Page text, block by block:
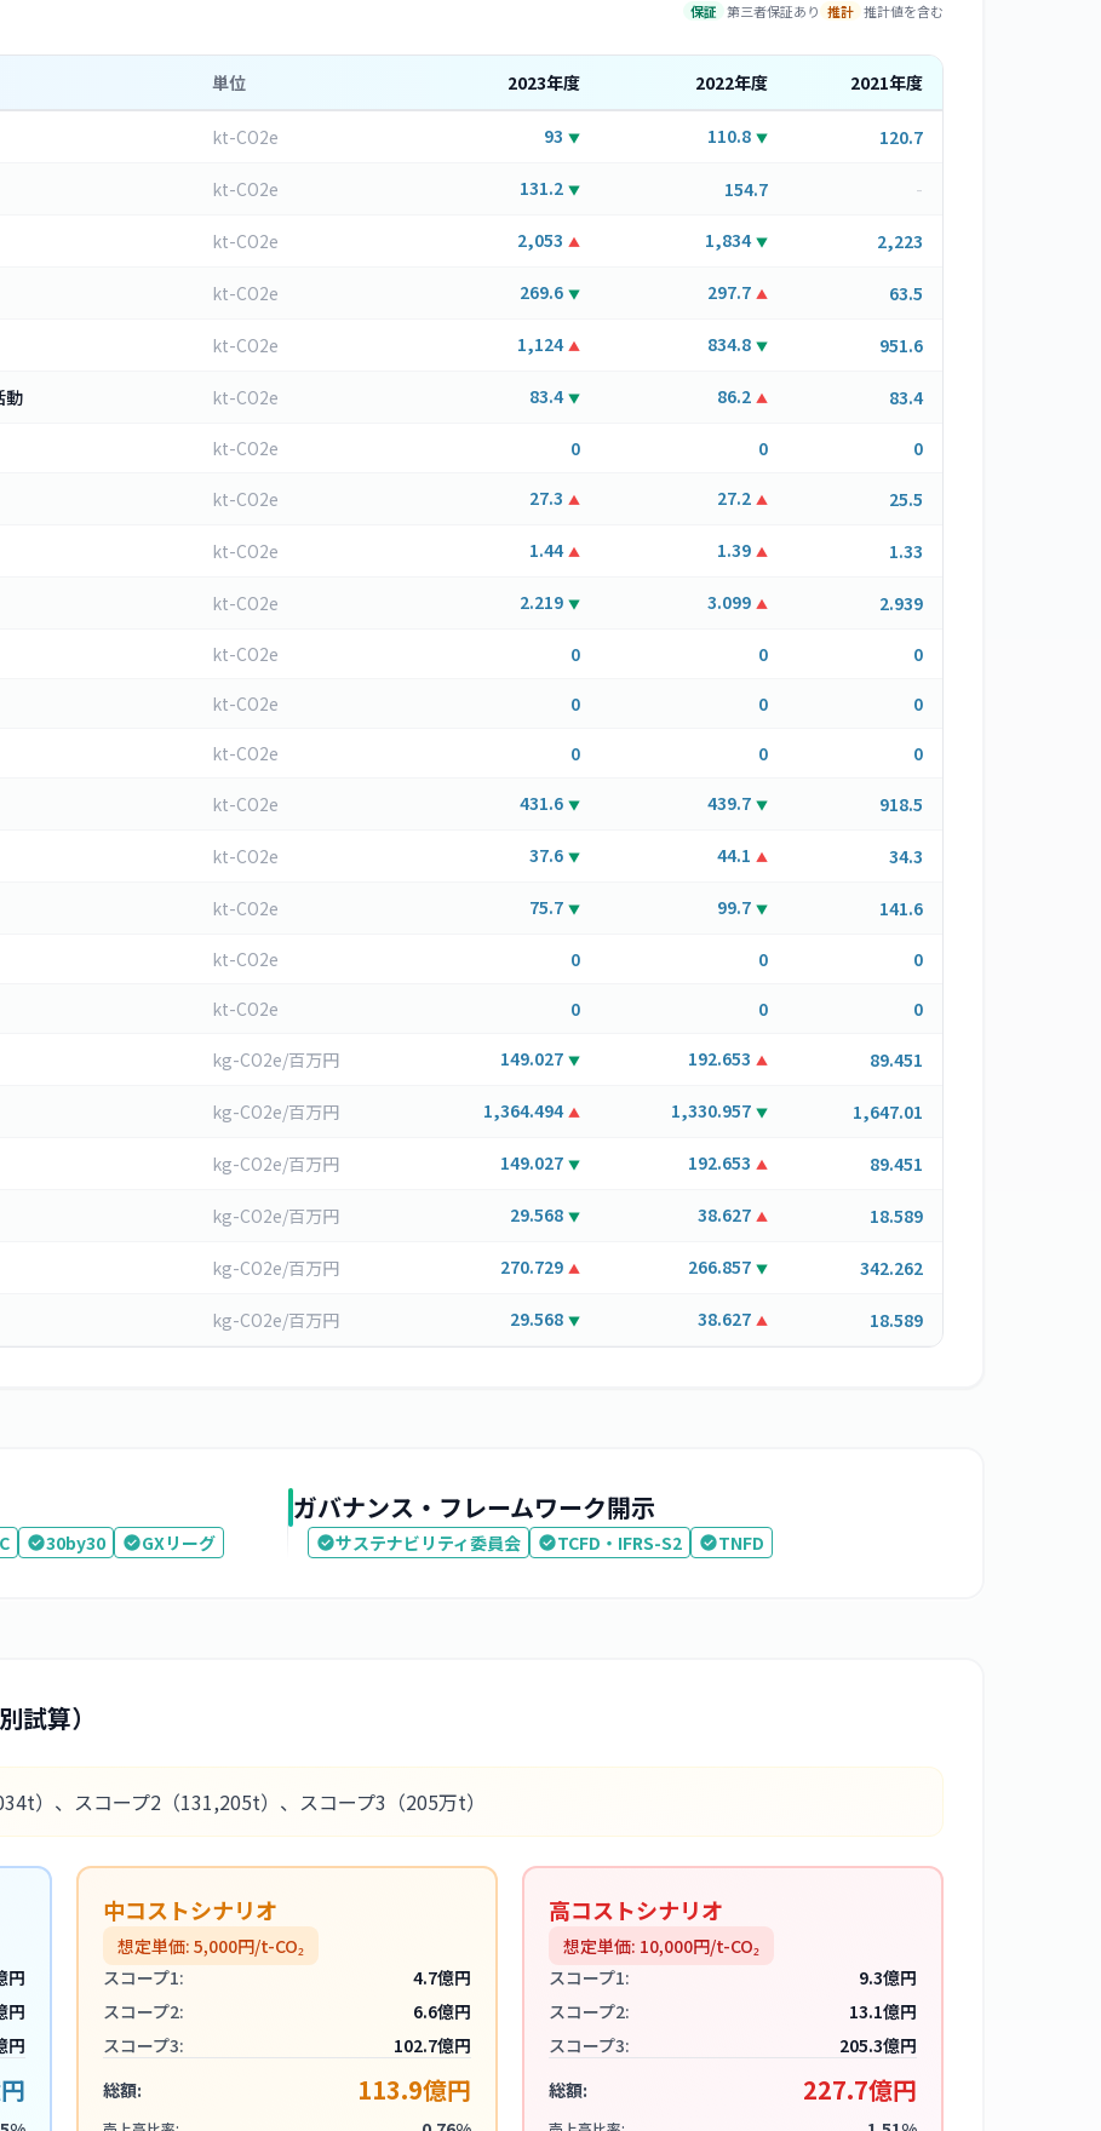
保証 第三者保証あり 推計 推計値を含む
単位 2023年度 2022年度 2021年度
kt-CO2e 93 ▼ 110.8 ▼ 120.7
kt-CO2e 131.2 ▼ 154.7 -
kt-CO2e 2,053 ▲ 1,834 ▼ 2,223
kt-CO2e 269.6 ▼ 297.7 ▲ 63.5
kt-CO2e 1,124 ▲ 834.8 ▼ 951.6
動 kt-CO2e 83.4 ▼ 86.2 ▲ 83.4
kt-CO2e 0 0 0
kt-CO2e 27.3 ▲ 27.2 ▲ 25.5
kt-CO2e 1.44 ▲ 1.39 ▲ 1.33
kt-CO2e 2.219 ▼ 3.099 ▲ 2.939
kt-CO2e 0 0 0
kt-CO2e 0 0 0
kt-CO2e 0 0 0
kt-CO2e 431.6 ▼ 439.7 ▼ 918.5
kt-CO2e 37.6 ▼ 44.1 ▲ 34.3
kt-CO2e 75.7 ▼ 99.7 ▼ 141.6
kt-CO2e 0 0 0
kt-CO2e 0 0 0
kg-CO2e/百万円 149.027 ▼ 192.653 ▲ 89.451
kg-CO2e/百万円 1,364.494 ▲ 1,330.957 ▼ 1,647.01
kg-CO2e/百万円 149.027 ▼ 192.653 ▲ 89.451
kg-CO2e/百万円 29.568 ▼ 38.627 ▲ 18.589
kg-CO2e/百万円 270.729 ▲ 266.857 ▼ 342.262
kg-CO2e/百万円 29.568 ▼ 38.627 ▲ 18.589
30by30 GXリーグ
ガバナンス・フレームワーク開示
サステナビリティ委員会 TCFD・IFRS-S2 TNFD
試算）
） 、スコープ2 （131,205t） 、スコープ3 （205万t）
円
円
円
中コストシナリオ
想定単価: 5,000円/t-CO₂
スコープ1:
4.7億円
スコープ2:
6.6億円
スコープ3:
102.7億円
総額:
113.9億円
高コストシナリオ
想定単価: 10,000円/t-CO₂
スコープ1:
9.3億円
スコープ2:
13.1億円
スコープ3:
205.3億円
総額:
227.7億円